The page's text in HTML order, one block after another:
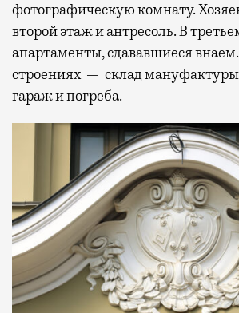
фотографическую комнату.
второй этаж и антресоль. В
апартаменты, сдававшиеся
строениях — склад
гараж и погреба.